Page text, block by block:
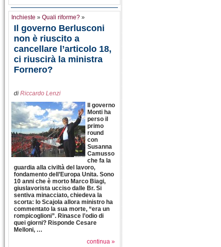
Inchieste » Quali riforme? »
Il governo Berlusconi
non è riuscito a
cancellare l’articolo 18,
ci riuscirà la ministra
Fornero?
di Riccardo Lenzi
Il governo
Monti ha
perso il
primo
round
con
Susanna
Camusso
che fa la
guardia alla civiltà del lavoro,
fondamento dell’Europa Unita. Sono
10 anni che è morto Marco Biagi,
giuslavorista ucciso dalle Br. Si
sentiva minacciato, chiedeva la
scorta: lo Scajola allora ministro ha
commentato la sua morte, “era un
rompicoglioni”. Rinasce l’odio di
quei giorni? Risponde Cesare
Melloni, …
continua »